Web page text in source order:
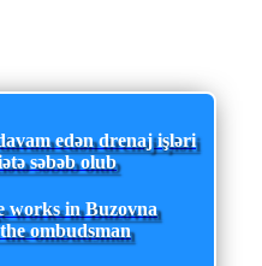
edən drenaj işləri
səbəb olub
works in Buzovna
ombudsman